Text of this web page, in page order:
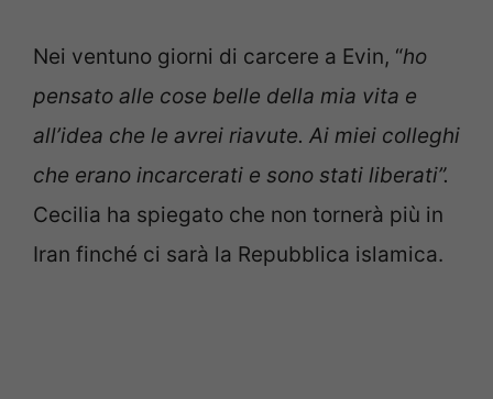
Nei ventuno giorni di carcere a Evin, “ho
pensato alle cose belle della mia vita e
all’idea che le avrei riavute. Ai miei colleghi
che erano incarcerati e sono stati liberati”.
Cecilia ha spiegato che non tornerà più in
Iran finché ci sarà la Repubblica islamica.